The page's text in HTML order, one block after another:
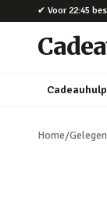
Naar hoofdinhoud
✔ Voor 22:45
Cadeauhulp
Home/